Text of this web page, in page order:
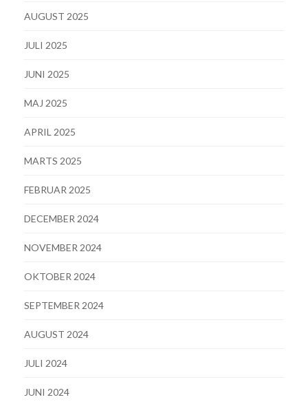
AUGUST 2025
JULI 2025
JUNI 2025
MAJ 2025
APRIL 2025
MARTS 2025
FEBRUAR 2025
DECEMBER 2024
NOVEMBER 2024
OKTOBER 2024
SEPTEMBER 2024
AUGUST 2024
JULI 2024
JUNI 2024